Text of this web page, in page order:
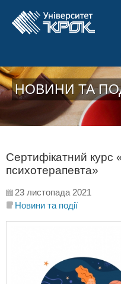
НОВИНИ ТА
Сертифікатний курс
психотерапевта»
23 листопада 2021
Новини та події